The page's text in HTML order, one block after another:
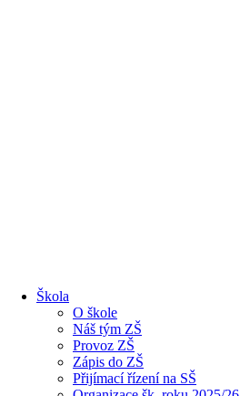
Škola
O škole
Náš tým ZŠ
Provoz ZŠ
Zápis do ZŠ
Přijímací řízení na SŠ